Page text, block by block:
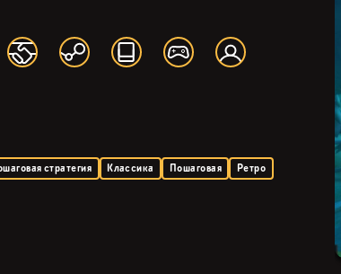
стратегия Классика Пошаговая Ретро